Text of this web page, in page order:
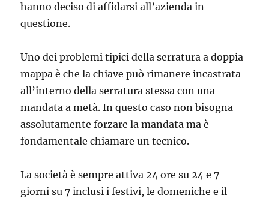
hanno deciso di affidarsi all’azienda in
questione.
Uno dei problemi tipici della serratura a doppia
mappa è che la chiave può rimanere incastrata
all’interno della serratura stessa con una
mandata a metà. In questo caso non bisogna
assolutamente forzare la mandata ma è
fondamentale chiamare un tecnico.
La società è sempre attiva 24 ore su 24 e 7
giorni su 7 inclusi i festivi, le domeniche e il